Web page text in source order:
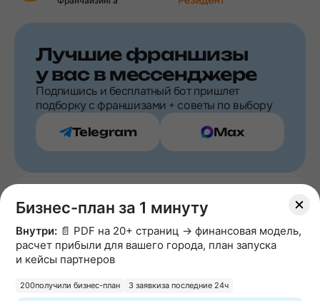
Лучшие франшизы
у вас в мессенджере
Подпишись и бесплатный бот пришлет
подборку с франшизами + советы по выбору
Telegram Max
Подпишитесь
на рассылку
Подписаться
Бизнес-план за 1 минуту
Внутри: 📄 PDF на 20+ страниц → финансовая модель,
расчет прибыли для вашего города, план запуска
и кейсы партнеров
200получили бизнес-план 3 заявкиза последние 24ч